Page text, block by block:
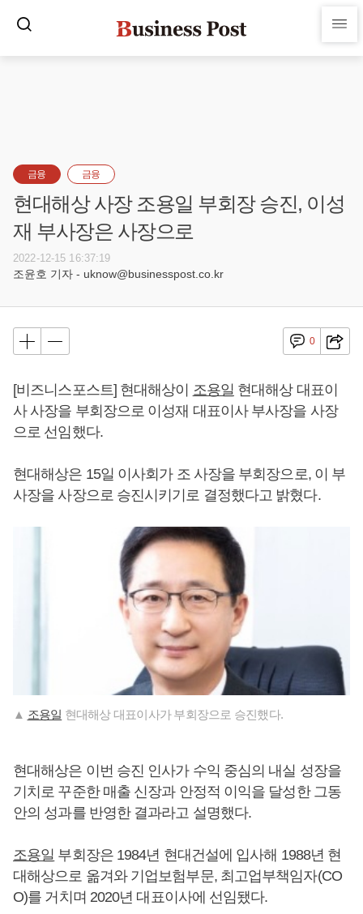
금융 금융
현대해상 사장 조용일 부회장 승진, 이성
재 부사장은 사장으로
2022-12-15 16:37:19
조윤호 기자 - uknow@businesspost.co.kr
0
[비즈니스포스트] 현대해상이 조용일 현대해상 대표이
사 사장을 부회장으로 이성재 대표이사 부사장을 사장
으로 선임했다.
현대해상은 15일 이사회가 조 사장을 부회장으로, 이 부
사장을 사장으로 승진시키기로 결정했다고 밝혔다.
▲ 조용일 현대해상 대표이사가 부회장으로 승진했다.
현대해상은 이번 승진 인사가 수익 중심의 내실 성장을
기치로 꾸준한 매출 신장과 안정적 이익을 달성한 그동
안의 성과를 반영한 결과라고 설명했다.
조용일 부회장은 1984년 현대건설에 입사해 1988년 현
대해상으로 옮겨와 기업보험부문, 최고업부책임자(CO
O)를 거치며 2020년 대표이사에 선임됐다.